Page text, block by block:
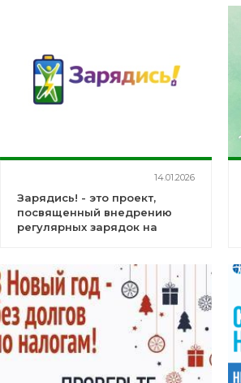
14.01.2026
Зарядись! - это проект,
посвященный внедрению
регулярных зарядок на